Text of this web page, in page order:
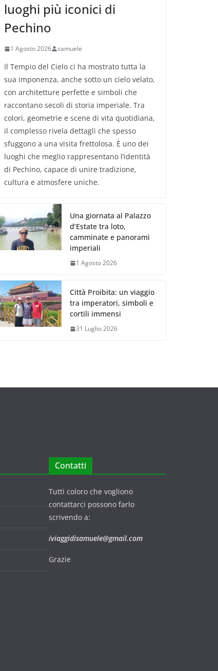
luoghi più iconici di
Pechino
1 Agosto 2026 samuele
Il Tempio del Cielo ci ha mostrato tutta la
sua imponenza, anche sotto un cielo velato,
con architetture perfette e simboli che
raccontano secoli di storia imperiale. Tra
colori, geometrie e scene di vita quotidiana,
il complesso rivela dettagli che spesso
sfuggono a una visita frettolosa. È uno dei
luoghi che meglio rappresentano l’identità
di Pechino, capace di unire tradizione,
cultura e atmosfere uniche.
Una giornata al Palazzo
d’Estate tra loto,
camminate e panorami
imperiali
1 Agosto 2026
Città Proibita: un viaggio
tra imperatori, simboli e
cortili immensi
31 Luglio 2026
Contatti
Tutti coloro che vogliono
contattarci possono farlo
scrivendo a:
iviaggidisamuele@gmail.com
Grazie